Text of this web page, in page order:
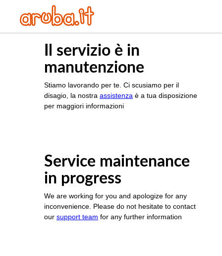
Il servizio è in
manutenzione
Stiamo lavorando per te. Ci scusiamo per il
disagio, la nostra assistenza è a tua disposizione
per maggiori informazioni
Service maintenance
in progress
We are working for you and apologize for any
inconvenience. Please do not hesitate to contact
our support team for any further information